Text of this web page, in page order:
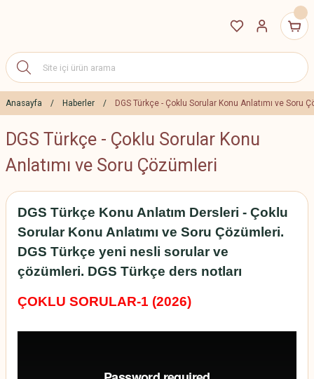
Anasayfa Haberler DGS Türkçe - Çoklu Sorular Konu Anlatımı ve Soru
DGS Türkçe - Çoklu Sorular Konu
Anlatımı ve Soru Çözümleri
DGS Türkçe Konu Anlatım Dersleri - Çoklu
Sorular Konu Anlatımı ve Soru Çözümleri.
DGS Türkçe yeni nesli sorular ve
çözümleri. DGS Türkçe ders notları
ÇOKLU SORULAR-1 (2026)